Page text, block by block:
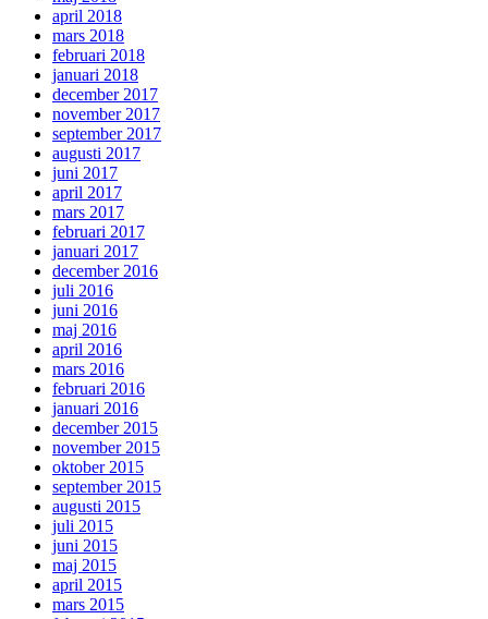
april 2018
mars 2018
februari 2018
januari 2018
december 2017
november 2017
september 2017
augusti 2017
juni 2017
april 2017
mars 2017
februari 2017
januari 2017
december 2016
juli 2016
juni 2016
maj 2016
april 2016
mars 2016
februari 2016
januari 2016
december 2015
november 2015
oktober 2015
september 2015
augusti 2015
juli 2015
juni 2015
maj 2015
april 2015
mars 2015